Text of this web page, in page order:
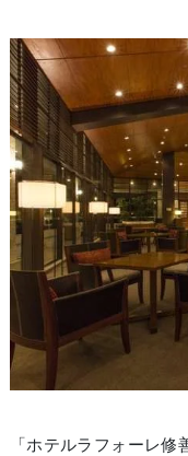
「ホテルラフォーレ